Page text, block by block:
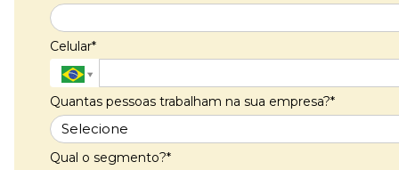
Celular*
Quantas pessoas trabalham na sua empresa?*
Qual o segmento?*